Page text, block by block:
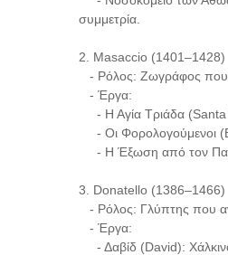
συμμετρία.
2. Masaccio (1401–1428)
- Ρόλος: Ζωγράφος που
- Έργα:
- Η Αγία Τριάδα (Santa
- Οι Φορολογούμενοι
- Η Έξωση από τον
3. Donatello (1386–1466)
- Ρόλος: Γλύπτης που
- Έργα:
- Δαβίδ (David):